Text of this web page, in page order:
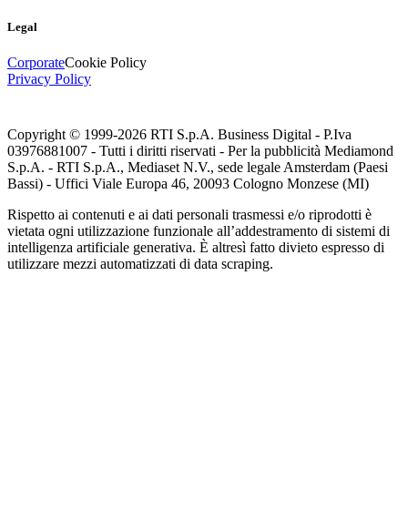
Legal
CorporateCookie Policy
Privacy Policy
Copyright © 1999-2026 RTI S.p.A. Business Digital - P.Iva
03976881007 - Tutti i diritti riservati - Per la pubblicità Mediamond
S.p.A. - RTI S.p.A., Mediaset N.V., sede legale Amsterdam (Paesi
Bassi) - Uffici Viale Europa 46, 20093 Cologno Monzese (MI)
Rispetto ai contenuti e ai dati personali trasmessi e/o riprodotti è
vietata ogni utilizzazione funzionale all’addestramento di sistemi di
intelligenza artificiale generativa. È altresì fatto divieto espresso di
utilizzare mezzi automatizzati di data scraping.